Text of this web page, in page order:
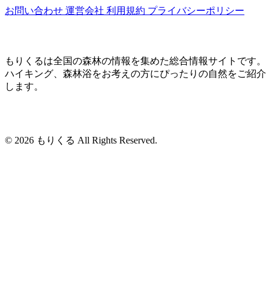
お問い合わせ 運営会社 利用規約 プライバシーポリシー
もりくるは全国の森林の情報を集めた総合情報サイトです。
ハイキング、森林浴をお考えの方にぴったりの自然をご紹介
します。
© 2026 もりくる All Rights Reserved.